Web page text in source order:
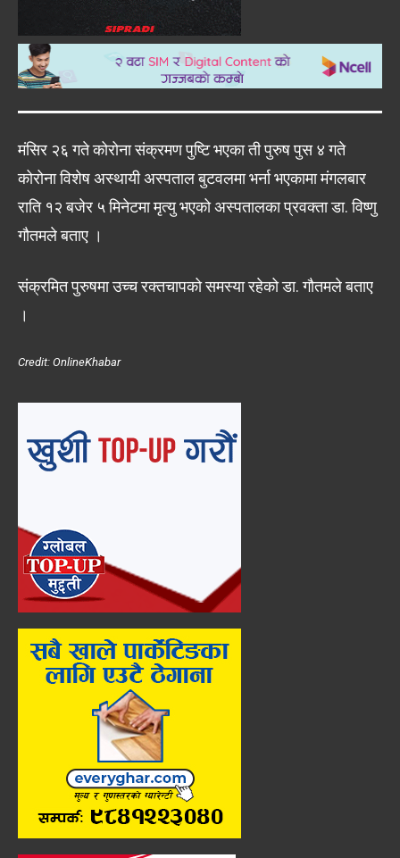
मंसिर २६ गते कोरोना संक्रमण पुष्टि भएका ती पुरुष पुस ४ गते
कोरोना विशेष अस्थायी अस्पताल बुटवलमा भर्ना भएकामा मंगलबार
राति १२ बजेर ५ मिनेटमा मृत्यु भएको अस्पतालका प्रवक्ता डा. विष्णु
गौतमले बताए ।
संक्रमित पुरुषमा उच्च रक्तचापको समस्या रहेको डा. गौतमले बताए
।
Credit: OnlineKhabar